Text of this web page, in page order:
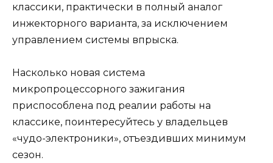
классики, практически в полный аналог
инжекторного варианта, за исключением
управлением системы впрыска.
Насколько новая система
микропроцессорного зажигания
приспособлена под реалии работы на
классике, поинтересуйтесь у владельцев
«чудо-электроники», отъездивших минимум
сезон.